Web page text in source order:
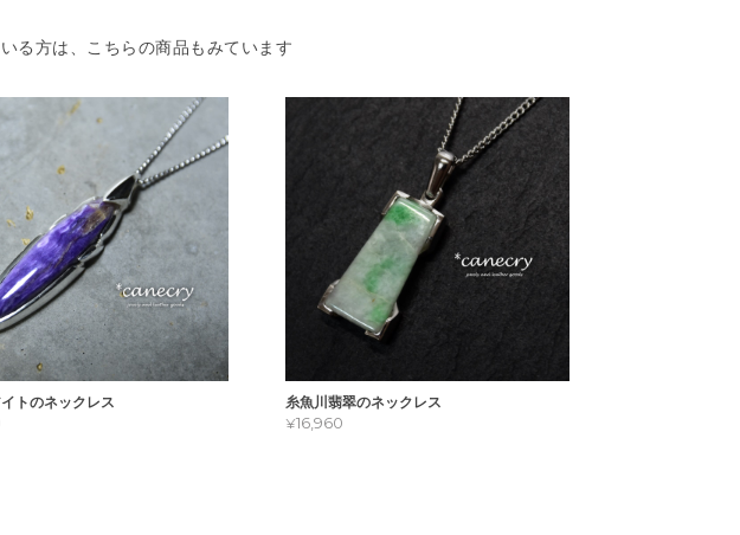
る方は、こちらの商品もみています
トのネックレス 糸魚川翡翠のネックレス
¥16,960